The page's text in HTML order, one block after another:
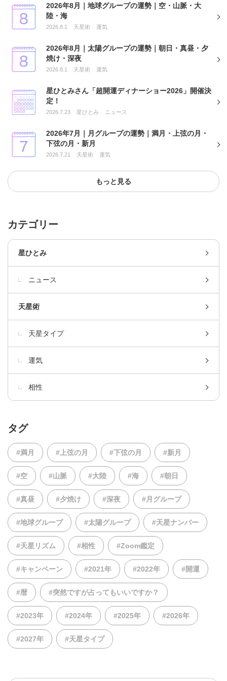
2026年8月｜地球グループの運勢｜空・山脈・大
陸・海
2026.8.1 天星術 運気
2026年8月｜太陽グループの運勢｜朝日・真昼・夕
焼け・深夜
2026.8.1 天星術 運気
星ひとみさん「超開運ディナーショー2026」開催決
定！
2026.7.23 星ひとみ ニュース
2026年7月｜月グループの運勢｜満月・上弦の月・
下弦の月・新月
2026.7.21 天星術 運気
もっと見る
カテゴリー
星ひとみ
ニュース
天星術
天星タイプ
運気
相性
タグ
#満月 #上弦の月 #下弦の月 #新月
#空 #山脈 #大陸 #海 #朝日
#真昼 #夕焼け #深夜 #月グループ
#地球グループ #太陽グループ #天星ナンバー
#天星リズム #相性 #Zoom鑑定
#キャンペーン #2021年 #2022年 #開運
#暦 #突然ですが占ってもいいですか？
#2023年 #2024年 #2025年 #2026年
#2027年 #天星タイプ